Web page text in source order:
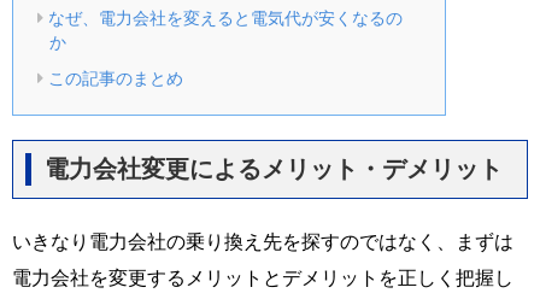
なぜ、電力会社を変えると電気代が安くなるの
か
この記事のまとめ
電力会社変更によるメリット・デメリット
いきなり電力会社の乗り換え先を探すのではなく、まずは
電力会社を変更するメリットとデメリットを正しく把握し